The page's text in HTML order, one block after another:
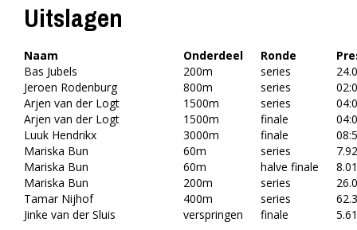
Uitslagen
Naam Onderdeel Ronde
Bas Jubels
200m series
Jeroen Rodenburg
800m series
Arjen van der Logt
1500m series
Arjen van der Logt
1500m finale
Luuk Hendrikx
3000m finale
Mariska Bun
60m series
7.92
Mariska Bun
60m halve finale
8.01
Mariska Bun
200m series
Tamar Nijhof
400m series
Jinke van der Sluis
verspringen finale
5.61